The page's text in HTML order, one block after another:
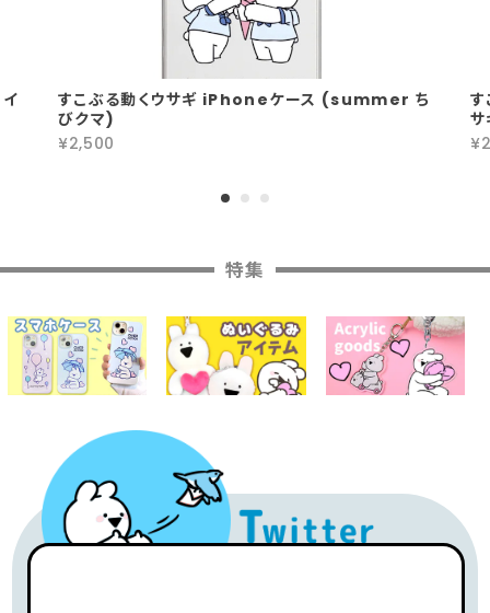
すこぶる動くウサギ iPhoneケース (summer ち
びクマ)
¥2,500
特集